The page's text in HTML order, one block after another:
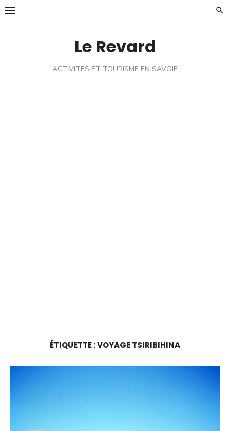
Skip
Le Revard
ACTIVITÉS ET TOURISME EN SAVOIE
ÉTIQUETTE :VOYAGE TSIRIBIHINA